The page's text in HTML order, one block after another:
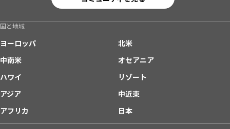
国と地域
ヨーロッパ
北米
中南米
オセアニア
ハワイ
リゾート
アジア
中近東
アフリカ
日本